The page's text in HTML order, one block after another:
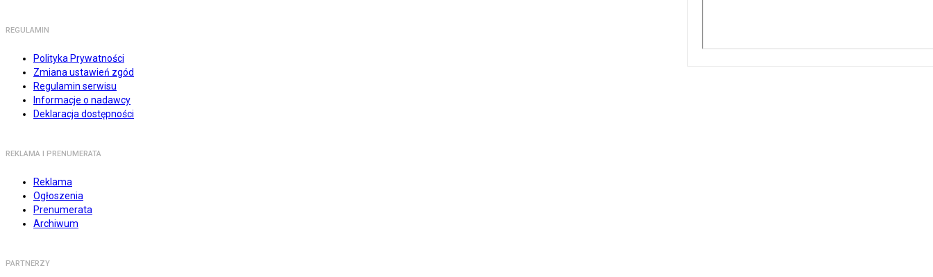
REGULAMIN
Polityka Prywatności
Zmiana ustawień zgód
Regulamin serwisu
Informacje o nadawcy
Deklaracja dostępności
REKLAMA I PRENUMERATA
Reklama
Ogłoszenia
Prenumerata
Archiwum
PARTNERZY